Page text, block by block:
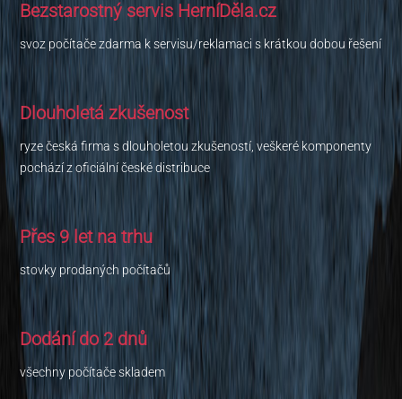
Bezstarostný servis HerníDěla.cz
svoz počítače zdarma k servisu/reklamaci s krátkou dobou řešení
Dlouholetá zkušenost
ryze česká firma s dlouholetou zkušeností, veškeré komponenty
pochází z oficiální české distribuce
Přes 9 let na trhu
stovky prodaných počítačů
Dodání do 2 dnů
všechny počítače skladem